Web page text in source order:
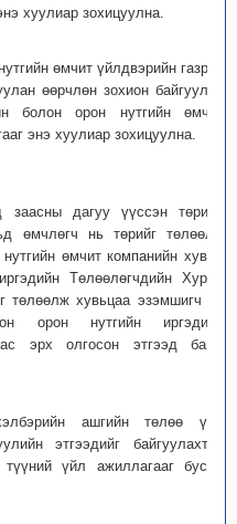
хуулиар зохицуулна.
өмчит үйлдвэрийн газрыг
өөрчлөн зохион байгуулах
болон орон нутгийн өмчит
энэ хуулиар зохицуулна.
дагуу үүссэн төрийн
өмчлөгч нь төрийг төлөөлж
өмчит компанийн хувьд
Төлөөлөгчдийн Хурал
төлөөлж хувьцаа эзэмшигч нь
орон нутгийн иргэдийн
эрх олгосон этгээд байж
ашгийн төлөө үйл
этгээдийг байгуулахтай
үйл ажиллагааг бусад